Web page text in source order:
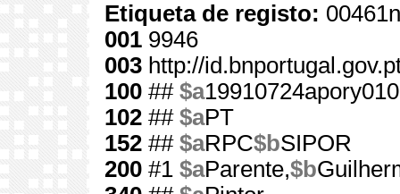
Etiqueta de registo:
001 9946
003 http://
100 ## $a
102 ## $aPT
152 ## $aRPC$bSIPOR
200 #1 $aParente,$b